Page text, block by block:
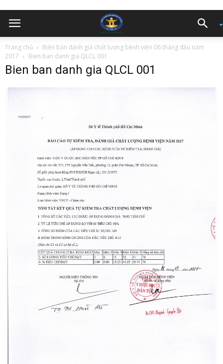
Trang chủ
Biên bản đánh giá chất lượng bệnh viện 06 tháng đầu năm
2017
Bien ban danh gia QLCL 001
Bien ban danh gia QLCL 001